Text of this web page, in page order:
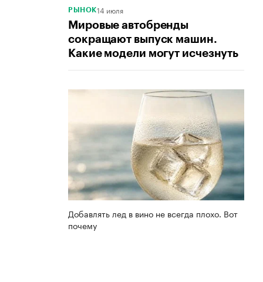
РЫНОК14 июля
Мировые автобренды
сокращают выпуск машин.
Какие модели могут исчезнуть
Добавлять лед в вино не всегда плохо. Вот
почему